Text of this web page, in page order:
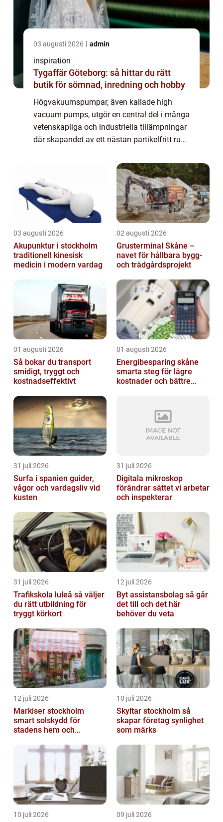
03 augusti 2026 admin
inspiration
Tygaffär Göteborg: så hittar du rätt
butik för sömnad, inredning och hobby
Högvakuumspumpar, även kallade high
vacuum pumps, utgör en central del i många
vetenskapliga och industriella tillämpningar
där skapandet av ett nästan partikelfritt rum
partikelacceleratorer, dessa avancer...
03 augusti 2026
Akupunktur i stockholm
traditionell kinesisk
medicin i modern vardag
02 augusti 2026
Grusterminal Skåne –
navet för hållbara bygg-
och trädgårdsprojekt
01 augusti 2026
Så bokar du transport
smidigt, tryggt och
kostnadseffektivt
01 augusti 2026
Energibesparing skåne
smarta steg för lägre
kostnader och bättre
31 juli 2026
Surfa i spanien guider,
vågor och vardagsliv vid
kusten
31 juli 2026
Digitala mikroskop
förändrar sättet vi arbetar
och inspekterar
31 juli 2026
Trafikskola luleå så väljer
du rätt utbildning för
tryggt körkort
12 juli 2026
Byt assistansbolag så går
det till och det här
behöver du veta
12 juli 2026
Markiser stockholm
smart solskydd för
stadens hem och
10 juli 2026
Skyltar stockholm så
skapar företag synlighet
som märks
10 juli 2026 09 juli 2026